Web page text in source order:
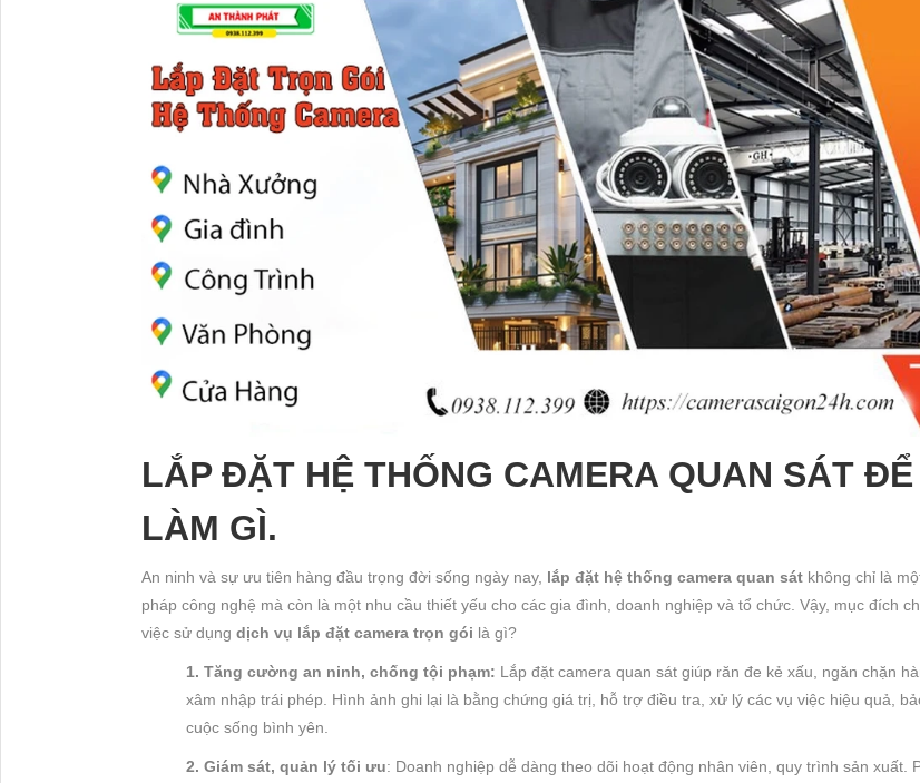
LẮP ĐẶT HỆ THỐNG CAMERA QUAN SÁT ĐỂ
LÀM GÌ.
An ninh và sự ưu tiên hàng đầu trọng đời sống ngày nay, lắp đặt hệ thống camera quan sát không chỉ là
pháp công nghệ mà còn là một nhu cầu thiết yếu cho các gia đình, doanh nghiệp và tổ chức. Vậy, mục đích
việc sử dụng dịch vụ lắp đặt camera trọn gói là gì?
1. Tăng cường an ninh, chống tội phạm: Lắp đặt camera quan sát giúp răn đe kẻ xấu, ngăn chặn
xâm nhập trái phép. Hình ảnh ghi lại là bằng chứng giá trị, hỗ trợ điều tra, xử lý các vụ việc hiệu quả,
cuộc sống bình yên.
2. Giám sát, quản lý tối ưu: Doanh nghiệp dễ dàng theo dõi hoạt động nhân viên, quy trình sản xuất.